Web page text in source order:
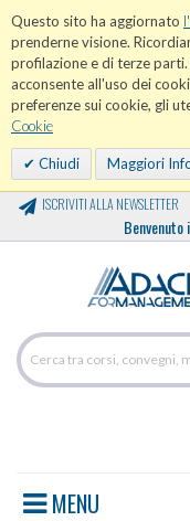
Questo sito ha aggiornato
prenderne visione.
profilazione e di terze
acconsente all'uso dei
preferenze sui cookie, gli
Cookie
Chiudi Maggiori
ISCRIVITI ALLA NEWSLETTER
Benvenuto
MENU